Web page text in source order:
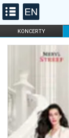
KONCERTY
FILHARMONIA
DLA DZIECI